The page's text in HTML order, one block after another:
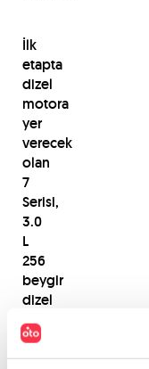
İlk
etapta
dizel
motora
yer
verecek
olan
7
Serisi,
3.0
L
256
beygir
dizel
seçeneğiyle
0’dan
100